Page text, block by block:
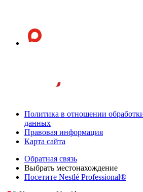
Политика в отношении
данных
Правовая информация
Карта сайта
Обратная связь
Выбрать местонахождение
Посетите Nestlé Professional®